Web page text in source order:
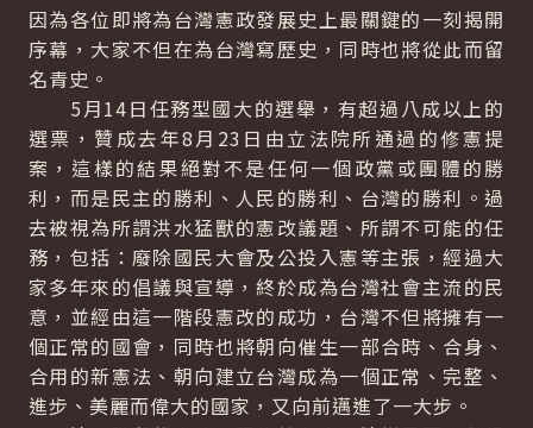
因為各位即將為台灣憲政發展史上最關鍵的一刻揭開
序幕，大家不但在為台灣寫歷史，同時也將從此而留
名青史。
5月14日任務型國大的選舉，有超過八成以上的
選票，贊成去年8月23日由立法院所通過的修憲提
案，這樣的結果絕對不是任何一個政黨或團體的勝
利，而是民主的勝利、人民的勝利、台灣的勝利。過
去被視為所謂洪水猛獸的憲改議題、所謂不可能的任
務，包括：廢除國民大會及公投入憲等主張，經過大
家多年來的倡議與宣導，終於成為台灣社會主流的民
意，並經由這一階段憲改的成功，台灣不但將擁有一
個正常的國會，同時也將朝向催生一部合時、合身、
合用的新憲法、朝向建立台灣成為一個正常、完整、
進步、美麗而偉大的國家，又向前邁進了一大步。